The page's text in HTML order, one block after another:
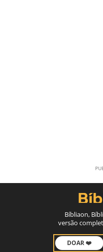
Bíbliaon,
versão
DOAR ❤️